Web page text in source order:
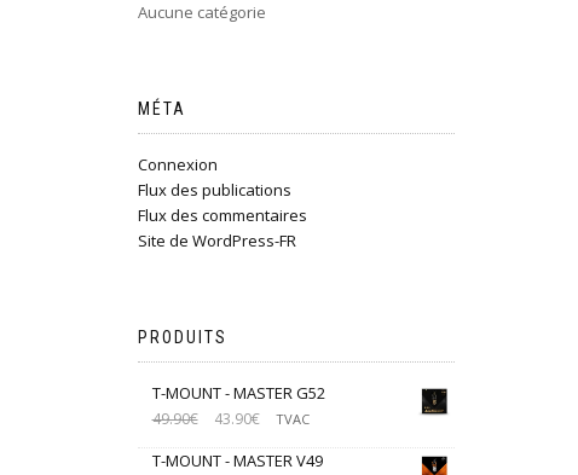
Aucune catégorie
MÉTA
Connexion
Flux des publications
Flux des commentaires
Site de WordPress-FR
PRODUITS
T-MOUNT - MASTER G52
49.90€ 43.90€ TVAC
T-MOUNT - MASTER V49